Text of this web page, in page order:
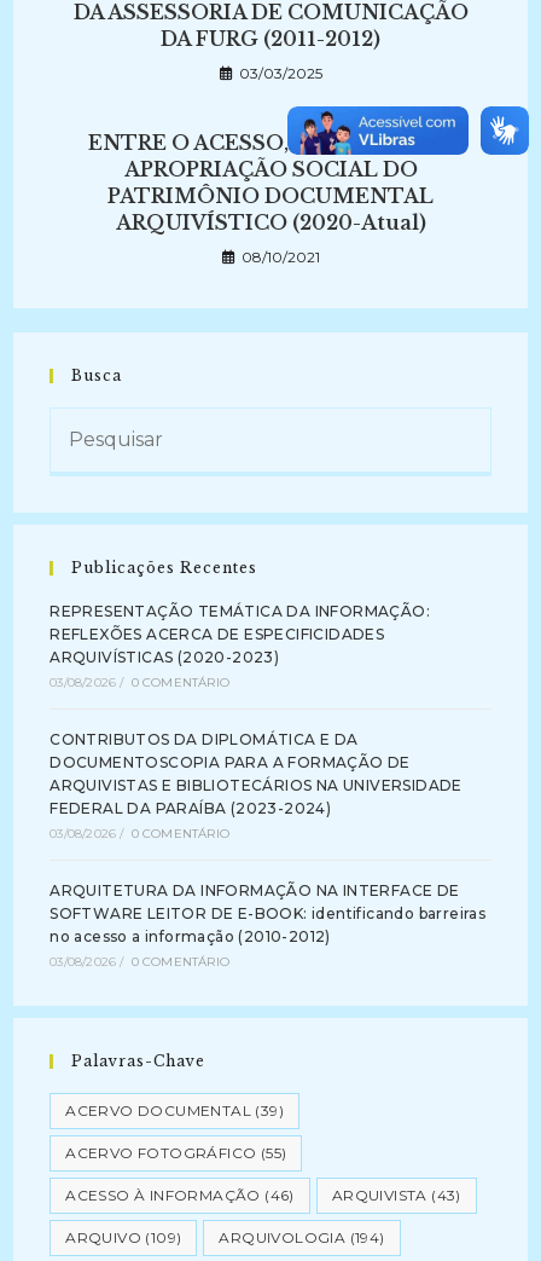
DA ASSESSORIA DE COMUNICAÇÃO
DA FURG (2011-2012)
03/03/2025
ENTRE O ACESSO, A DIFUSÃO E A
APROPRIAÇÃO SOCIAL DO
PATRIMÔNIO DOCUMENTAL
ARQUIVÍSTICO (2020-Atual)
08/10/2021
Busca
Publicações Recentes
REPRESENTAÇÃO TEMÁTICA DA INFORMAÇÃO:
REFLEXÕES ACERCA DE ESPECIFICIDADES
ARQUIVÍSTICAS (2020-2023)
03/08/2026 / 0 COMENTÁRIO
CONTRIBUTOS DA DIPLOMÁTICA E DA
DOCUMENTOSCOPIA PARA A FORMAÇÃO DE
ARQUIVISTAS E BIBLIOTECÁRIOS NA UNIVERSIDADE
FEDERAL DA PARAÍBA (2023-2024)
03/08/2026 / 0 COMENTÁRIO
ARQUITETURA DA INFORMAÇÃO NA INTERFACE DE
SOFTWARE LEITOR DE E-BOOK: identificando barreiras
no acesso a informação (2010-2012)
03/08/2026 / 0 COMENTÁRIO
Palavras-Chave
ACERVO DOCUMENTAL (39)
ACERVO FOTOGRÁFICO (55)
ACESSO À INFORMAÇÃO (46) ARQUIVISTA (43)
ARQUIVO (109) ARQUIVOLOGIA (194)